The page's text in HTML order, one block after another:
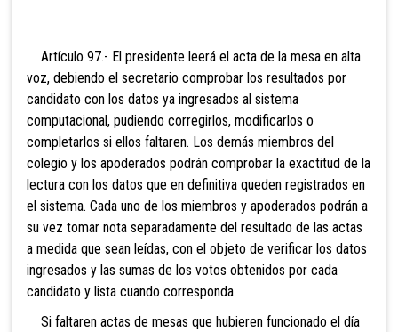
Artículo 97.- El presidente leerá el acta de la mesa en alta
voz, debiendo el secretario comprobar los resultados por
candidato con los datos ya ingresados al sistema
computacional, pudiendo corregirlos, modificarlos o
completarlos si ellos faltaren. Los demás miembros del
colegio y los apoderados podrán comprobar la exactitud de la
lectura con los datos que en definitiva queden registrados en
el sistema. Cada uno de los miembros y apoderados podrán a
su vez tomar nota separadamente del resultado de las actas
a medida que sean leídas, con el objeto de verificar los datos
ingresados y las sumas de los votos obtenidos por cada
candidato y lista cuando corresponda.
Si faltaren actas de mesas que hubieren funcionado el día